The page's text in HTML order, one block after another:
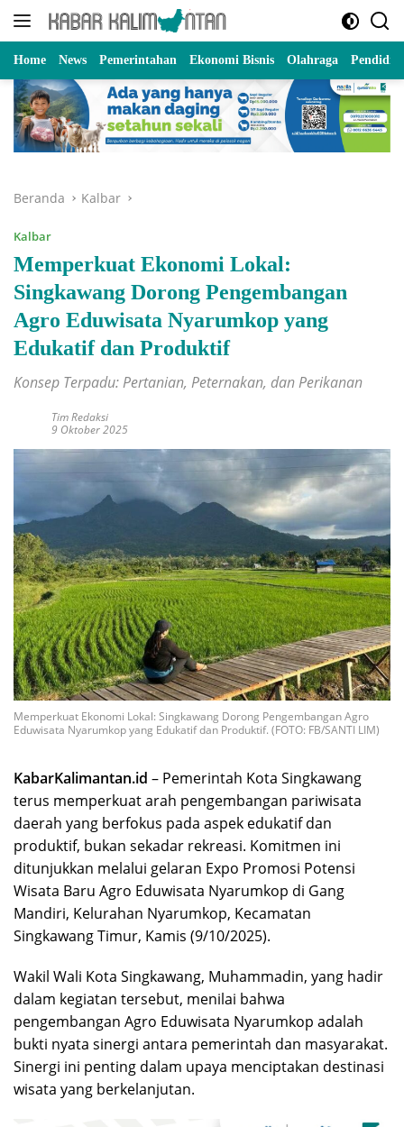
Langsung
Home News Pemerintahan Ekonomi Bisnis Olahraga
Beranda Kalbar
Kalbar
Memperkuat Ekonomi Lokal:
Singkawang Dorong Pengembangan
Agro Eduwisata Nyarumkop yang
Edukatif dan Produktif
Konsep Terpadu: Pertanian, Peternakan, dan Perikanan
Tim Redaksi
9 Oktober 2025
Memperkuat Ekonomi Lokal: Singkawang Dorong Pengembangan Agro
Eduwisata Nyarumkop yang Edukatif dan Produktif. (FOTO: FB/SANTI LIM)
KabarKalimantan.id – Pemerintah Kota Singkawang
terus memperkuat arah pengembangan pariwisata
daerah yang berfokus pada aspek edukatif dan
produktif, bukan sekadar rekreasi. Komitmen ini
ditunjukkan melalui gelaran Expo Promosi Potensi
Wisata Baru Agro Eduwisata Nyarumkop di Gang
Mandiri, Kelurahan Nyarumkop, Kecamatan
Singkawang Timur, Kamis (9/10/2025).
Wakil Wali Kota Singkawang, Muhammadin, yang hadir
dalam kegiatan tersebut, menilai bahwa
pengembangan Agro Eduwisata Nyarumkop adalah
bukti nyata sinergi antara pemerintah dan masyarakat.
Sinergi ini penting dalam upaya menciptakan destinasi
wisata yang berkelanjutan.